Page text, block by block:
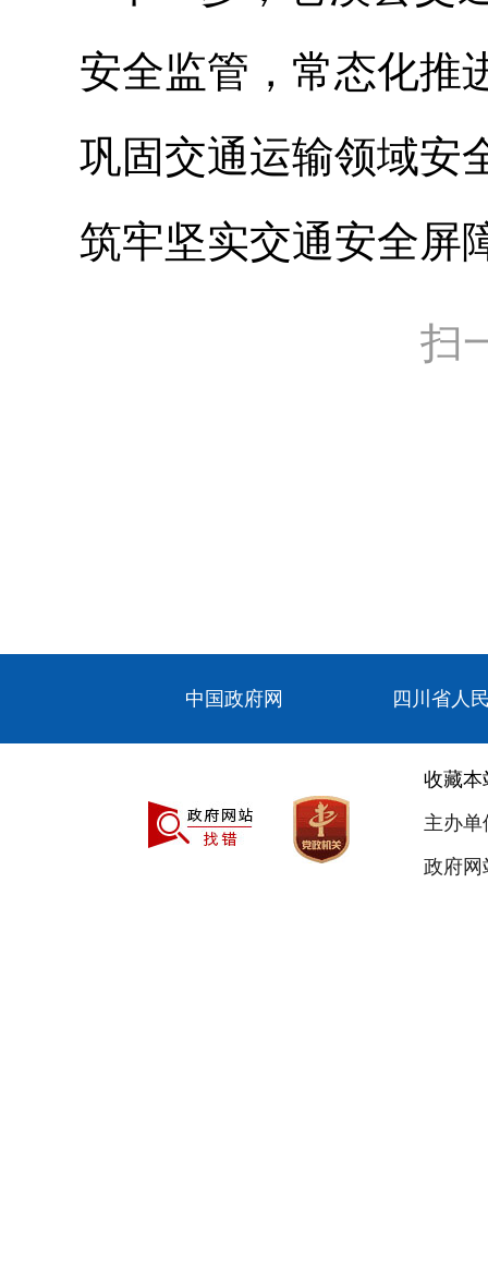
安全监管，常态化推
巩固交通运输领域安
筑牢坚实交通安全屏
扫
中国政府网 四川省人
收藏本
主办
政府网